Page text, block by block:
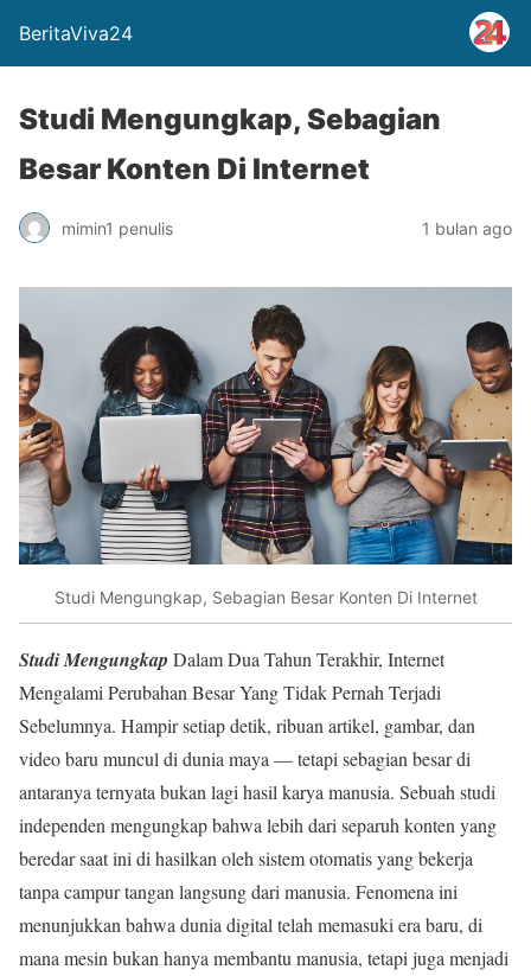
BeritaViva24
Studi Mengungkap, Sebagian
Besar Konten Di Internet
mimin1 penulis 1 bulan ago
Studi Mengungkap, Sebagian Besar Konten Di Internet
Studi Mengungkap Dalam Dua Tahun Terakhir, Internet
Mengalami Perubahan Besar Yang Tidak Pernah Terjadi
Sebelumnya. Hampir setiap detik, ribuan artikel, gambar, dan
video baru muncul di dunia maya — tetapi sebagian besar di
antaranya ternyata bukan lagi hasil karya manusia. Sebuah studi
independen mengungkap bahwa lebih dari separuh konten yang
beredar saat ini di hasilkan oleh sistem otomatis yang bekerja
tanpa campur tangan langsung dari manusia. Fenomena ini
menunjukkan bahwa dunia digital telah memasuki era baru, di
mana mesin bukan hanya membantu manusia, tetapi juga menjadi